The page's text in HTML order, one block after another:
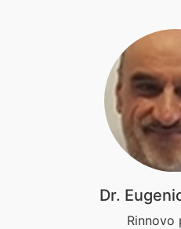
Dr.
Rinnovo